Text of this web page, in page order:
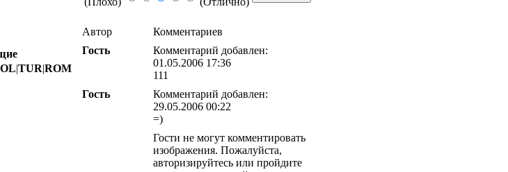
|TUR|ROM
Автор
Комментариев
Гость
Комментарий добавлен:
01.05.2006 17:36
111
Гость
Комментарий добавлен:
29.05.2006 00:22
=)
Гости не могут комментировать
изображения. Пожалуйста,
авторизируйтесь или пройдите